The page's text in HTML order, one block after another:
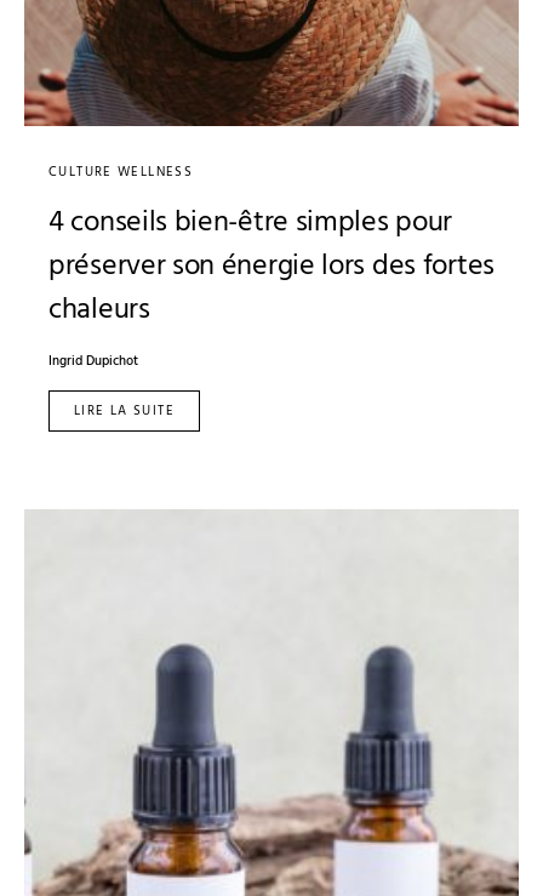
CULTURE WELLNESS
4 conseils bien-être simples pour
préserver son énergie lors des fortes
chaleurs
Ingrid Dupichot
LIRE LA SUITE